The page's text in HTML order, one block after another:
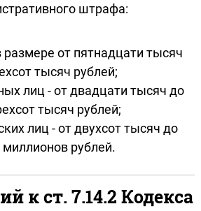
штрафа:
размере от пятнадцати тысяч
тысяч рублей;
лиц - от двадцати тысяч до
тысяч рублей;
лиц - от двухсот тысяч до
миллионов рублей.
к ст. 7.14.2 Кодекса